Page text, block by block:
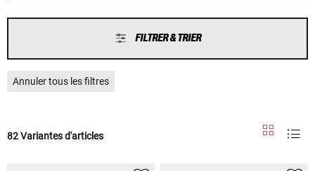
FILTRER & TRIER
Annuler tous les filtres
82 Variantes d'articles